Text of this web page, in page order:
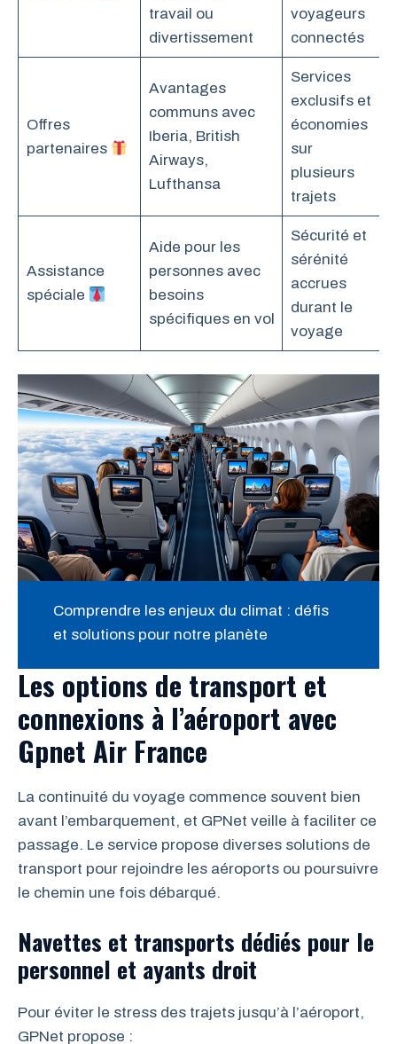
travail ou
divertissement
voyageurs
connectés
Offres
partenaires
Avantages
communs avec
Iberia, British
Airways,
Lufthansa
Services
exclusifs et
économies
sur
plusieurs
trajets
Assistance
spéciale
Aide pour les
personnes avec
besoins
spécifiques en vol
Sécurité et
sérénité
accrues
durant le
voyage
Comprendre les enjeux du climat : défis
et solutions pour notre planète
Les options de transport et
connexions à l’aéroport avec
Gpnet Air France
La continuité du voyage commence souvent bien
avant l’embarquement, et GPNet veille à faciliter ce
passage. Le service propose diverses solutions de
transport pour rejoindre les aéroports ou poursuivre
le chemin une fois débarqué.
Navettes et transports dédiés pour le
personnel et ayants droit
Pour éviter le stress des trajets jusqu’à l’aéroport,
GPNet propose :